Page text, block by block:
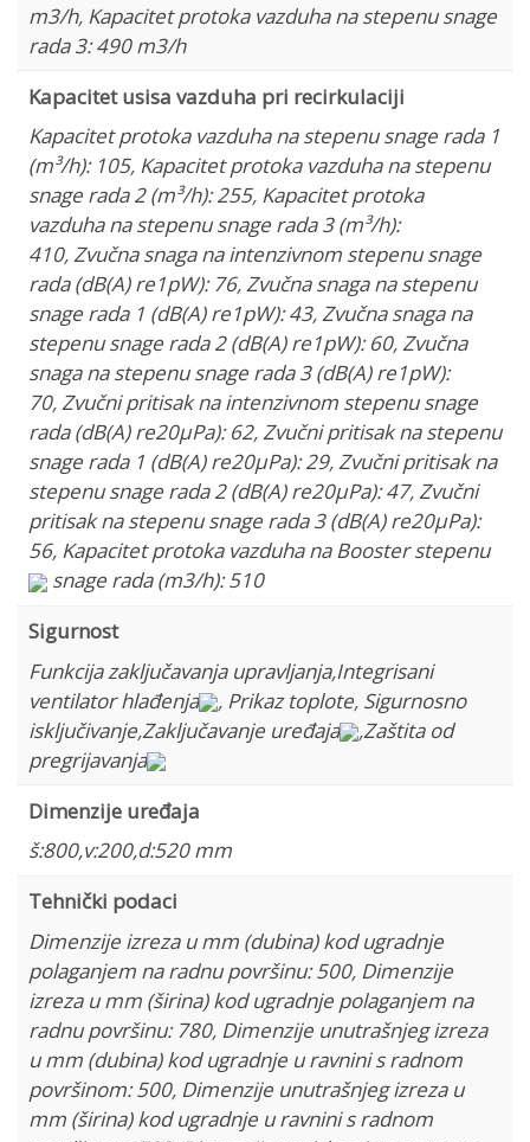
m3/h, Kapacitet protoka vazduha na stepenu snage
rada 3: 490 m3/h
Kapacitet usisa vazduha pri recirkulaciji
Kapacitet protoka vazduha na stepenu snage rada 1
(m³/h): 105, Kapacitet protoka vazduha na stepenu
snage rada 2 (m³/h): 255, Kapacitet protoka
vazduha na stepenu snage rada 3 (m³/h):
410,Zvučna snaga na intenzivnom stepenu snage
rada (dB(A) re1pW): 76,Zvučna snaga na stepenu
snage rada 1 (dB(A) re1pW): 43,Zvučna snaga na
stepenu snage rada 2 (dB(A) re1pW): 60,Zvučna
snaga na stepenu snage rada 3 (dB(A) re1pW):
70,Zvučni pritisak na intenzivnom stepenu snage
rada (dB(A) re20µPa): 62,Zvučni pritisak na stepenu
snage rada 1 (dB(A) re20µPa): 29,Zvučni pritisak na
stepenu snage rada 2 (dB(A) re20µPa): 47,Zvučni
pritisak na stepenu snage rada 3 (dB(A) re20µPa):
56, Kapacitet protoka vazduha na Booster stepenu
snage rada (m3/h): 510
Sigurnost
Funkcija zaključavanja upravljanja,Integrisani
ventilator hlađenja
, Prikaz toplote, Sigurnosno
isključivanje,Zaključavanje uređaja ,Zaštita od
pregrijavanja
Dimenzije uređaja
š:800,v:200,d:520 mm
Tehnički podaci
Dimenzije izreza u mm (dubina) kod ugradnje
polaganjem na radnu površinu: 500, Dimenzije
izreza u mm (širina) kod ugradnje polaganjem na
radnu površinu: 780, Dimenzije unutrašnjeg izreza
u mm (dubina) kod ugradnje u ravnini s radnom
površinom: 500, Dimenzije unutrašnjeg izreza u
mm (širina) kod ugradnje u ravnini s radnom